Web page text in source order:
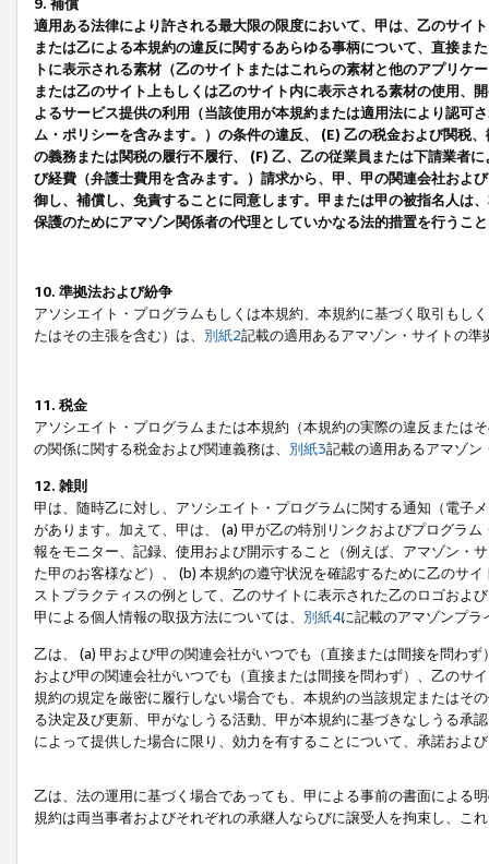
9. 補償
適用ある法律により許される最大限の限度において、甲は、乙のサイ
または乙による本規約の違反に関するあらゆる事柄について、直接ま
トに表示される素材（乙のサイトまたはこれらの素材と他のアプリ
または乙のサイト上もしくは乙のサイト内に表示される素材の使用、
よるサービス提供の利用（当該使用が本規約または適用法により認可
ム・ポリシーを含みます。）の条件の違反、 (E) 乙の税金および関税
の義務または関税の履行不履行、 (F) 乙、乙の従業員または下請業者
び経費（弁護士費用を含みます。）請求から、甲、甲の関連会社およ
御し、補償し、免責することに同意します。甲または甲の被指名人は
保護のためにアマゾン関係者の代理としていかなる法的措置を行うこ
10. 準拠法および紛争
アソシエイト・プログラムもしくは本規約、本規約に基づく取引もし
たはその主張を含む）は、 別紙2記載の適用あるアマゾン・サイトの
11. 税金
アソシエイト・プログラムまたは本規約（本規約の実際の違反または
の関係に関する税金および関連義務は、 別紙3記載の適用あるアマゾン
12. 雑則
甲は、随時乙に対し、アソシエイト・プログラムに関する通知（電子
があります。加えて、甲は、 (a) 甲が乙の特別リンクおよびプログラ
報をモニター、記録、使用および開示すること（例えば、アマゾン・
た甲のお客様など）、 (b) 本規約の遵守状況を確認するために乙のサ
ストプラクティスの例として、乙のサイトに表示された乙のロゴおよ
甲による個人情報の取扱方法については、 別紙4に記載のアマゾンプ
乙は、 (a) 甲および甲の関連会社がいつでも（直接または間接を問わ
および甲の関連会社がいつでも（直接または間接を問わず）、乙のサ
規約の規定を厳密に履行しない場合でも、本規約の当該規定またはそ
る決定及び更新、甲がなしうる活動、甲が本規約に基づきなしうる承
によって提供した場合に限り、効力を有することについて、承諾およ
乙は、法の運用に基づく場合であっても、甲による事前の書面による
規約は両当事者およびそれぞれの承継人ならびに譲受人を拘束し、こ